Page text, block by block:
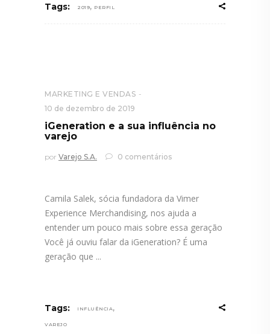
Tags: 2019, PERFIL
MARKETING E VENDAS
10 de dezembro de 2019
iGeneration e a sua influência no
varejo
por Varejo S.A. 0 comentários
Camila Salek, sócia fundadora da Vimer
Experience Merchandising, nos ajuda a
entender um pouco mais sobre essa geração
Você já ouviu falar da iGeneration? É uma
geração que
Tags: INFLUÊNCIA,
VAREJO